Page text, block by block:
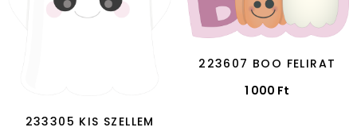
233305 KIS SZELLEM
223607 BOO FELIRAT
1 000 Ft